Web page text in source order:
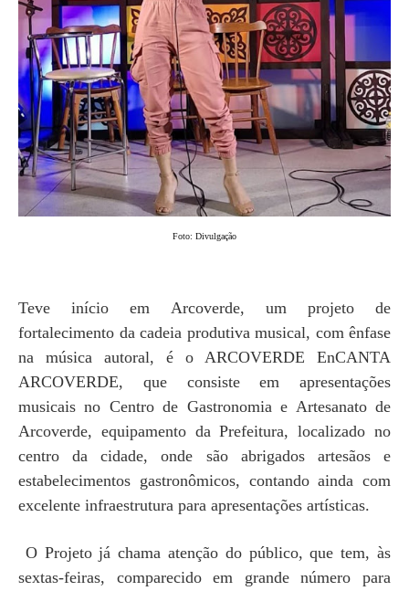
Foto: Divulgação
Teve início em Arcoverde, um projeto de
fortalecimento da cadeia produtiva musical, com ênfase
na música autoral, é o ARCOVERDE EnCANTA
ARCOVERDE, que consiste em apresentações
musicais no Centro de Gastronomia e Artesanato de
Arcoverde, equipamento da Prefeitura, localizado no
centro da cidade, onde são abrigados artesãos e
estabelecimentos gastronômicos, contando ainda com
excelente infraestrutura para apresentações artísticas.
O Projeto já chama atenção do público, que tem, às
sextas-feiras, comparecido em grande número para